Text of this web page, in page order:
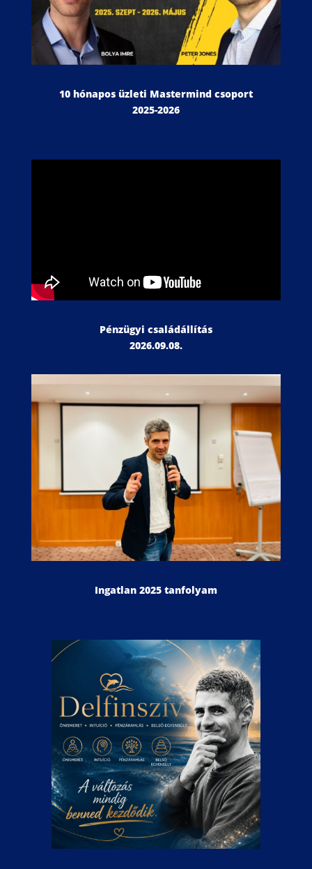
10 hónapos üzleti Mastermind csoport
2025-2026
Pénzügyi családállítás
2026.09.08.
Ingatlan 2025 tanfolyam